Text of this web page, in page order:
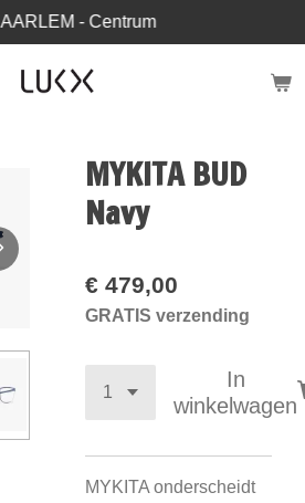
- Centrum
MYKITA BUD
Navy
€ 479,00
GRATIS verzending
In
winkelwagen
MYKITA onderscheidt